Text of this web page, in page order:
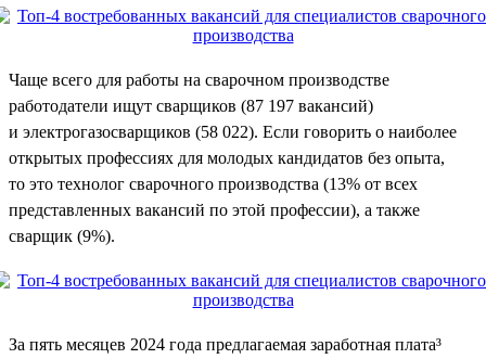
Чаще всего для работы на сварочном производстве
работодатели ищут сварщиков (87 197 вакансий)
и электрогазосварщиков (58 022). Если говорить о наиболее
открытых профессиях для молодых кандидатов без опыта,
то это технолог сварочного производства (13% от всех
представленных вакансий по этой профессии), а также
сварщик (9%).
За пять месяцев 2024 года предлагаемая заработная плата³